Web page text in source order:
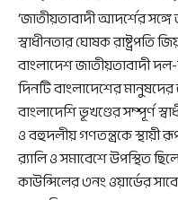
‘জাতীয়তাবাদী আদর্শের
স্বাধীনতার ঘোষক রাষ্ট্রপতি
বাংলাদেশ জাতীয়তাবাদী
দিনটি বাংলাদেশের
বাংলাদেশি ভূখণ্ডের সম্পূর্ণ
ও বহুদলীয় গণতন্ত্রকে স্থায়ী
র‌্যালি ও সমাবেশে উপস্থিত
কাউন্সিলের ৩নং ওয়ার্ডের